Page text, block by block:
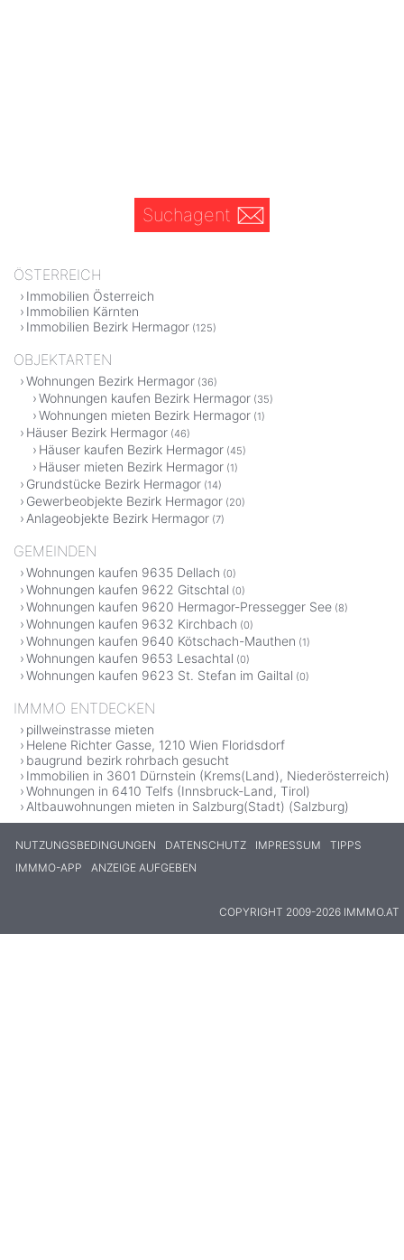
Suchagent
ÖSTERREICH
Immobilien Österreich
Immobilien Kärnten
Immobilien Bezirk Hermagor (125)
OBJEKTARTEN
Wohnungen Bezirk Hermagor (36)
Wohnungen kaufen Bezirk Hermagor (35)
Wohnungen mieten Bezirk Hermagor (1)
Häuser Bezirk Hermagor (46)
Häuser kaufen Bezirk Hermagor (45)
Häuser mieten Bezirk Hermagor (1)
Grundstücke Bezirk Hermagor (14)
Gewerbeobjekte Bezirk Hermagor (20)
Anlageobjekte Bezirk Hermagor (7)
GEMEINDEN
Wohnungen kaufen 9635 Dellach (0)
Wohnungen kaufen 9622 Gitschtal (0)
Wohnungen kaufen 9620 Hermagor-Pressegger See (8)
Wohnungen kaufen 9632 Kirchbach (0)
Wohnungen kaufen 9640 Kötschach-Mauthen (1)
Wohnungen kaufen 9653 Lesachtal (0)
Wohnungen kaufen 9623 St. Stefan im Gailtal (0)
IMMMO ENTDECKEN
pillweinstrasse mieten
Helene Richter Gasse, 1210 Wien Floridsdorf
baugrund bezirk rohrbach gesucht
Immobilien in 3601 Dürnstein (Krems(Land), Niederösterreich)
Wohnungen in 6410 Telfs (Innsbruck-Land, Tirol)
Altbauwohnungen mieten in Salzburg(Stadt) (Salzburg)
NUTZUNGSBEDINGUNGEN DATENSCHUTZ IMPRESSUM
TIPPS
IMMMO-APP
ANZEIGE AUFGEBEN
COPYRIGHT 2009-2026 IMMMO.AT